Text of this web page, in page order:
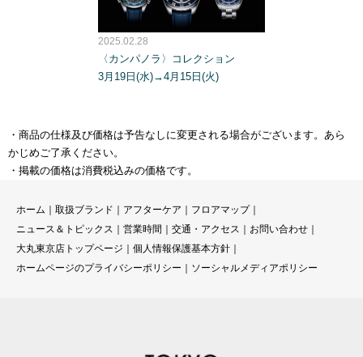
2025.02.28
〈カンパノラ〉コレクション
3月19日(水)→4月15日(火)
・商品の仕様及び価格は予告なしに変更される場合がございます。あら
かじめご了承ください。
・掲載の価格は消費税込みの価格です。
ホーム ｜ 取扱ブランド ｜ アフターケア ｜ フロアマップ｜
ニュース＆トピックス ｜ 営業時間 ｜ 交通・アクセス ｜ お問い合わせ ｜
大丸東京店トップページ ｜ 個人情報保護基本方針 ｜
ホームページのプライバシーポリシー ｜ ソーシャルメディアポリシー